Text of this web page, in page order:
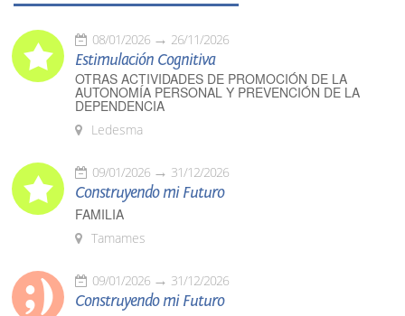
08/01/2026 26/11/2026
Estimulación Cognitiva
OTRAS ACTIVIDADES DE PROMOCIÓN DE LA
AUTONOMÍA PERSONAL Y PREVENCIÓN DE LA
DEPENDENCIA
Ledesma
09/01/2026 31/12/2026
Construyendo mi Futuro
FAMILIA
Tamames
09/01/2026 31/12/2026
Construyendo mi Futuro